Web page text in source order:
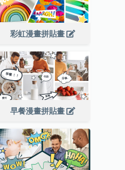
彩虹漫畫拼貼畫
早餐漫畫拼貼畫